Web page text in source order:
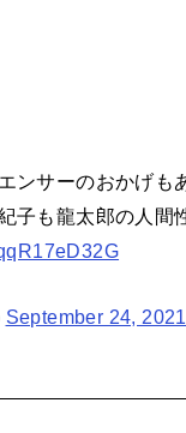
ンサーのおかげも
子も龍太郎の人
September 24, 2021